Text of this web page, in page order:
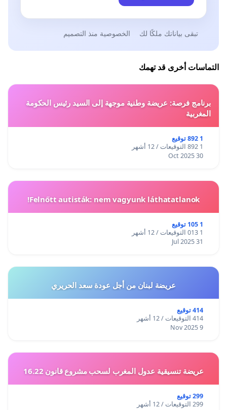
تبقى بياناتك ملكًا لك الخصوصية منذ التصميم
التماسات أخرى قد تهمك
برنامج فرصة: عريضة وطنية موجهة إلى السيد رئيس الحكومة
المغربية
1 892 توقيع
1 892 التوقيعات / 12 أشهر
30 Oct 2025
Felnőtt autisták: nem vagyunk láthatatlanok!
1 105 توقيع
1 013 التوقيعات / 12 أشهر
31 Jul 2025
عريضة لبنان من أجل عودة سعد الحريري
414 توقيع
414 التوقيعات / 12 أشهر
9 Nov 2025
عريضة تنسيقية عدول المغرب لسحب مشروع قانون 16.22
299 توقيع
299 التوقيعات / 12 أشهر